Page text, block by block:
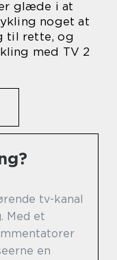
glæde i at
noget at
til rette, og
med TV 2
tv-kanal
Med et
en